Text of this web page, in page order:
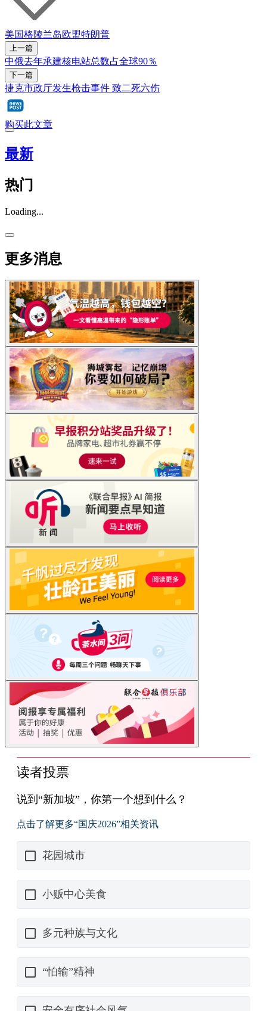
美国格陵兰岛欧盟特朗普
上一篇
中俄去年承建核电站总数占全球90％
下一篇
捷克市政厅发生枪击事件 致二死六伤
购买此文章
最新
热门
Loading...
更多消息